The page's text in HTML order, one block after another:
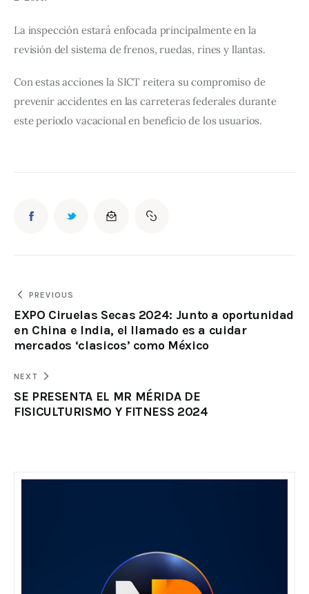
La inspección estará enfocada principalmente en la
revisión del sistema de frenos, ruedas, rines y llantas.
Con estas acciones la SICT reitera su compromiso de
prevenir accidentes en las carreteras federales durante
este período vacacional en beneficio de los usuarios.
PREVIOUS
EXPO Ciruelas Secas 2024: Junto a oportunidad
en China e India, el llamado es a cuidar
mercados ‘clasicos’ como México
NEXT
SE PRESENTA EL MR MÉRIDA DE
FISICULTURISMO Y FITNESS 2024